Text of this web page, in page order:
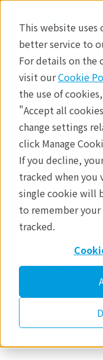
This website
better service to
For details on the
visit ourCookie
the use of
"Accept all
change settings
click Manage
If you decline,
tracked when you
single cookie will
to remember
tracked.
マイクロCT
マイクロCT
ラーニング
製品
分析
産業分野
お問合せ
製品 イ
ラーニング
ミニチ
- ImageJ
基本概
このミニチュート
「ImageJ」を使
成、ノイズ除去、
明しています。各
は、ビデオの下の